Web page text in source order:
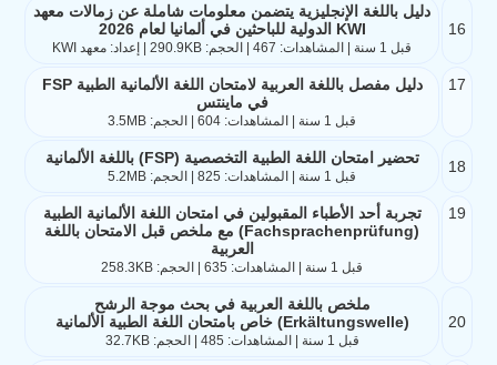
16
دليل باللغة الإنجليزية يتضمن معلومات شاملة عن زمالات معهد
KWI الدولية للباحثين في ألمانيا لعام 2026
قبل 1 سنة | المشاهدات: 467 | الحجم: 290.9KB | إعداد: معهد KWI
17
دليل مفصل باللغة العربية لامتحان اللغة الألمانية الطبية FSP
في ماينتس
قبل 1 سنة | المشاهدات: 604 | الحجم: 3.5MB
18 تحضير امتحان اللغة الطبية التخصصية (FSP) باللغة الألمانية
قبل 1 سنة | المشاهدات: 825 | الحجم: 5.2MB
19
تجربة أحد الأطباء المقبولين في امتحان اللغة الألمانية الطبية
(Fachsprachenprüfung) مع ملخص قبل الامتحان باللغة
العربية
قبل 1 سنة | المشاهدات: 635 | الحجم: 258.3KB
20
ملخص باللغة العربية في بحث موجة الرشح
(Erkältungswelle) خاص بامتحان اللغة الطبية الألمانية
قبل 1 سنة | المشاهدات: 485 | الحجم: 32.7KB